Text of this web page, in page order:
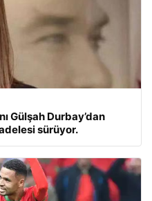
Gülşah Durbay’dan
sürüyor.